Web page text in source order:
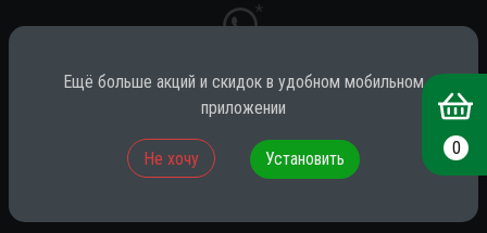
*
* принадлежит компании Meta (признана экстремистской на территории
0
Ещё больше акций и скидок в удобном мобильном
приложении
Не хочу Установить